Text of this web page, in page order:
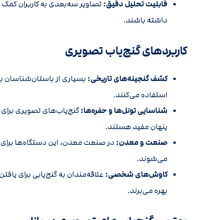
قابلیت تحلیل دقیق:تصاویر سه‌بعدی به کاربران
داشته باشند.
کاربردهای گنج‌یاب تصویری
کشف گنجینه‌های تاریخی: بسیاری از باستان‌شناسان
استفاده می‌کنند.
شناسایی تونل‌ها و حفره‌ها:گنج‌یاب‌های تصویری
پنهان مفید هستند.
صنعت و معدن: در صنعت معدن، این دستگاه‌ها
می‌شوند.
کاوش‌های شخصی: علاقه‌مندان به گنج‌یابی برای
بهره می‌برند.